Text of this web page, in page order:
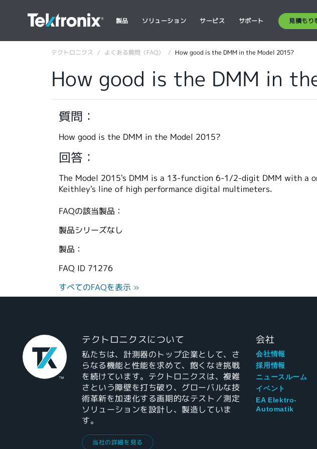
製品 ソリューション サービス サポート 見積もり
テクトロニクス よくある質問（FAQ） How good is the DMM in the Model 2015?
How good is the DMM in
質問：
How good is the DMM in the Model 2015?
回答：
The Model 2015's DMM is a 13-function 6-1/2-digit DMM with a
Keithley's line of high performance digital multimeters.
FAQの該当製品：
製品シリーズなし
製品：
FAQ ID 71276
すべてのFAQを表示 »
テクトロニクスについて
私たちは、計測器のトップ企業として、さ
らなる機能と性能を求めて、飽くなき挑戦
を続けています。テクトロニクスは、複雑
さという障壁を打ち破り、グローバルな技
術革新を加速化する画期的なテスト／測定
ソリューションを設計し、製造していま
す。
当社の詳細を見る
会社
会社情報
採用情報
ニュースルーム
イベント
EA Elektro-
Automatik